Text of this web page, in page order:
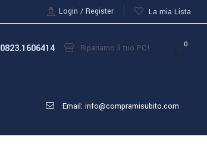
La mia Lista
Login Register
0
0823.1606414 Ripariamo il tuo PC!
Email: info@compramisubito.com